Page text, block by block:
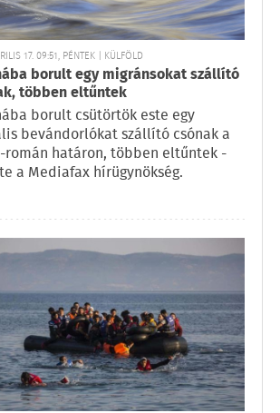
17. 09:51, PÉNTEK | KÜLFÖLD
borult egy migránsokat szállító
többen eltűntek
borult csütörtök este egy
bevándorlókat szállító csónak a
román határon, többen eltűntek -
a Mediafax hírügynökség.